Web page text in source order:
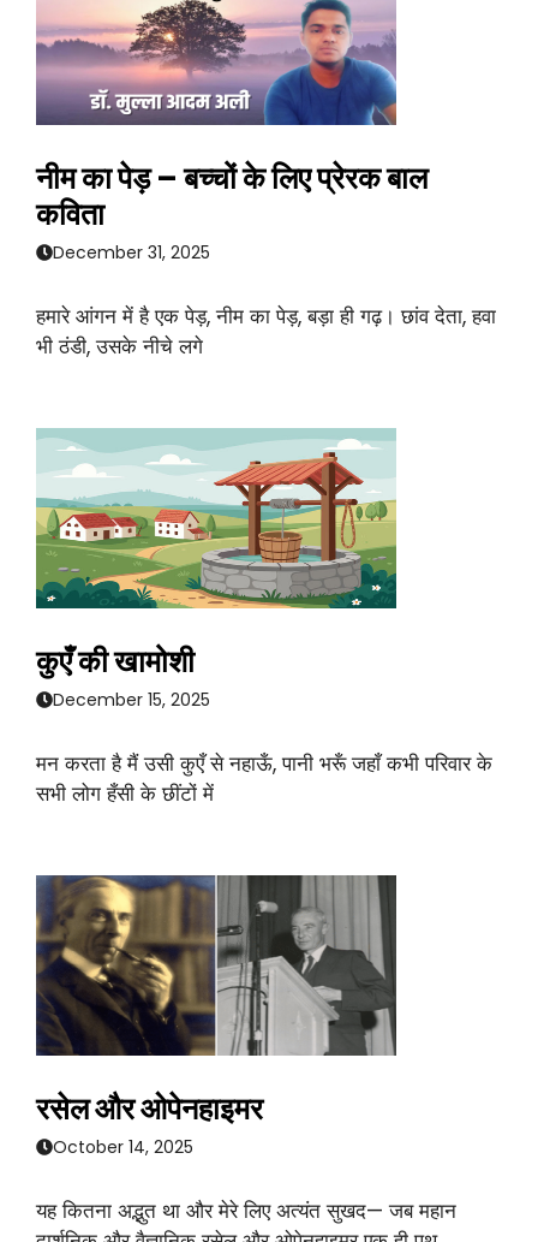
नीम का पेड़ – बच्चों के लिए प्रेरक बाल
कविता
December 31, 2025
हमारे आंगन में है एक पेड़, नीम का पेड़, बड़ा ही गढ़। छांव देता, हवा
भी ठंडी, उसके नीचे लगे
कुएँ की खामोशी
December 15, 2025
मन करता है मैं उसी कुएँ से नहाऊँ, पानी भरूँ जहाँ कभी परिवार के
सभी लोग हँसी के छींटों में
रसेल और ओपेनहाइमर
October 14, 2025
यह कितना अद्भुत था और मेरे लिए अत्यंत सुखद— जब महान